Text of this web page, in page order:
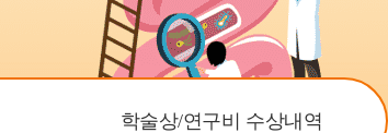
개인정보 취급 방침
이메일 무단 수집
거부
학술상/연구비 수상내역